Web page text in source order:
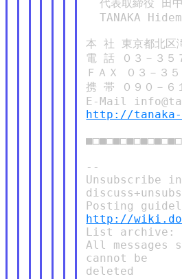
代表取締役 田
TANAKA
本 社 東京都北区
電 話 ０３－３５
ＦＡＸ ０３－３
携 帯 ０９０－６
http://
--
Unsubscribe
http://
List archive:
All
cannot be
deleted